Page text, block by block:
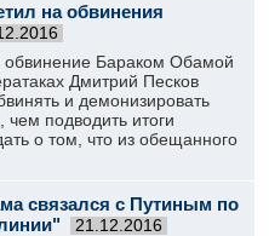
на обвинения
обвинение Бараком Обамой
Дмитрий Песков
и демонизировать
чем подводить итоги
о том, что из обещанного
связался с Путиным по
21.12.2016